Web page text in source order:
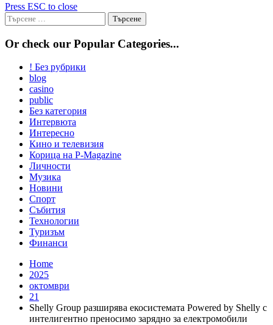
Press ESC to close
Търсене
за:
Or check our Popular Categories...
! Без рубрики
blog
casino
public
Без категория
Интервюта
Интересно
Кино и телевизия
Корица на P-Magazine
Личности
Музика
Новини
Спорт
Събития
Технологии
Туризъм
Финанси
Home
2025
октомври
21
Shelly Group разширява екосистемата Powered by Shelly с
интелигентно преносимо зарядно за електромобили